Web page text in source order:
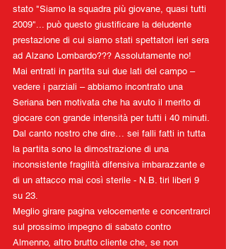
stato "Siamo la squadra più giovane, quasi tutti
2009"... può questo giustificare la deludente
prestazione di cui siamo stati spettatori ieri sera
ad Alzano Lombardo??? Assolutamente no!
Mai entrati in partita sui due lati del campo –
vedere i parziali – abbiamo incontrato una
Seriana ben motivata che ha avuto il merito di
giocare con grande intensità per tutti i 40 minuti.
Dal canto nostro che dire… sei falli fatti in tutta
la partita sono la dimostrazione di una
inconsistente fragilità difensiva imbarazzante e
di un attacco mai così sterile - N.B. tiri liberi 9
su 23.
Meglio girare pagina velocemente e concentrarci
sul prossimo impegno di sabato contro
Almenno, altro brutto cliente che, se non